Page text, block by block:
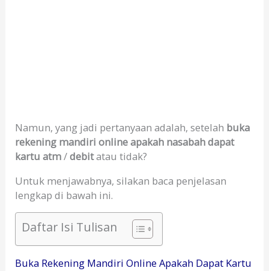
Namun, yang jadi pertanyaan adalah, setelah buka
rekening mandiri online apakah nasabah dapat
kartu atm/debitatau tidak?
Untuk menjawabnya, silakan baca penjelasan
lengkap di bawah ini.
Daftar Isi Tulisan
Buka Rekening Mandiri Online Apakah Dapat Kartu